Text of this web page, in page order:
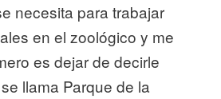
necesita para trabajar
en el zoológico y me
es dejar de decirle
llama Parque de la